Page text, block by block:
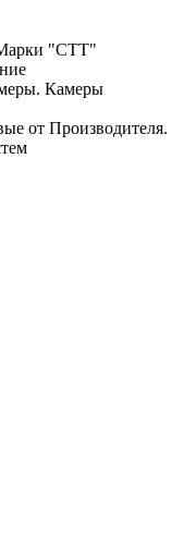
"СТТ"
Камеры
от Производителя.